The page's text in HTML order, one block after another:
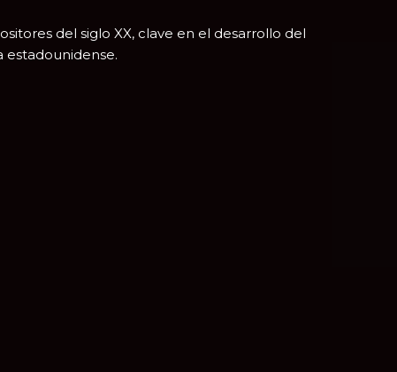
del siglo XX, clave en el desarrollo del
estadounidense.